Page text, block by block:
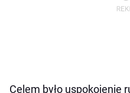
Celem było uspokojenie